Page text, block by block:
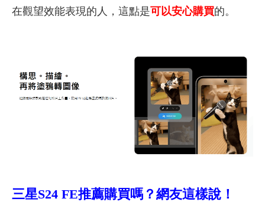
在觀望效能表現的人，這點是可以安心購買的。
三星S24 FE推薦購買嗎？網友這樣說！